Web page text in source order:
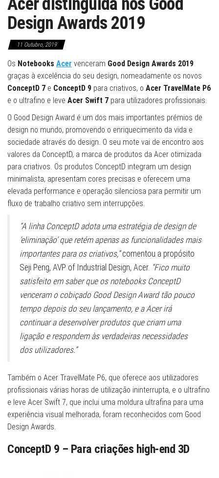
Design Awards 2019
11 Outubro, 2019
Os Notebooks Acer venceram Good Design Awards 2019
graças à excelência do seu design, nomeadamente os novos
ConceptD 7 e ConceptD 9 para criativos, o Acer TravelMate P6
e o ultrafino e leve Acer Swift 7 para utilizadores profissionais.
O Good Design Award é um dos mais importantes prémios de
design no mundo, promovendo o enriquecimento da vida e
sociedade através do design. O seu mote vai de encontro aos
valores da ConceptD, a marca de produtos da Acer otimizada
para criativos. Os produtos ConceptD integram um design
minimalista, apresentam cores precisas e oferecem uma
elevada performance e operação silenciosa para permitir um
fluxo de trabalho criativo sem interrupções.
“A linha ConceptD adota uma estratégia de design de
‘eliminação’ que retém apenas as funcionalidades mais
importantes para os criativos,”comentou a propósito
Seji Peng, AVP of Industrial Design, Acer. “Fico muito
satisfeito em saber que os notebooks ConceptD
venceram o cobiçado Good Design Award tão pouco
tempo depois do seu lançamento, e a Acer irá
continuar a desenvolver produtos que criam uma
ligação e respondem às verdadeiras necessidades
dos utilizadores.”
Também o Acer TravelMate P6, que oferece aos utilizadores
profissionais várias horas de utilização ininterrupta, e o ultrafino
e leve Acer Swift 7, que inclui uma moldura ultrafina para uma
experiência visual melhorada, foram reconhecidos com Good
Design Awards.
ConceptD 9 – Para criações high-end 3D